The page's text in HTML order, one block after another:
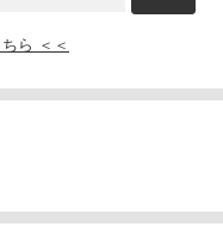
ら ＜＜